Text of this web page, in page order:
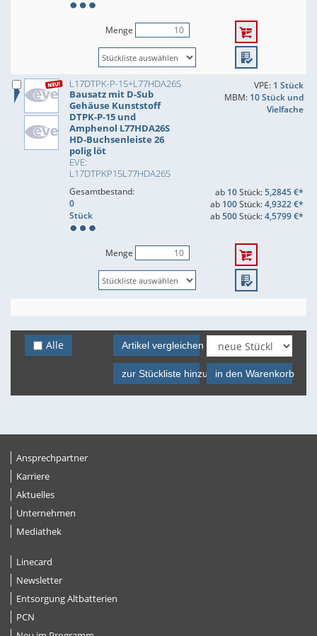
Menge
L17DTPK-P-15+L77HDA26S
Bausatz mit D-Sub
Gehäuse Kunststoff
DTPK-P-15 und
Amphenol L77HDA26S
HD-Buchsenleiste 26
polig löt
EVE:
L17DTPKP15L77HDA26S
VPE: 1 Stück
MBM: 10 Stück und
Vielfache
Gesamtbestand:
0
Stück
ab 10Stück:5,2845 €*
ab 100Stück:4,9322 €*
ab500Stück:4,5799 €*
Menge
Alle Artikel vergleichen
zur Stückliste hinzufügenin den Warenkorb
Ansprechpartner
Karriere
Aktuelles
Unternehmen
Mediathek
Linecard
Newsletter
Entsorgung Altbatterien
PCN